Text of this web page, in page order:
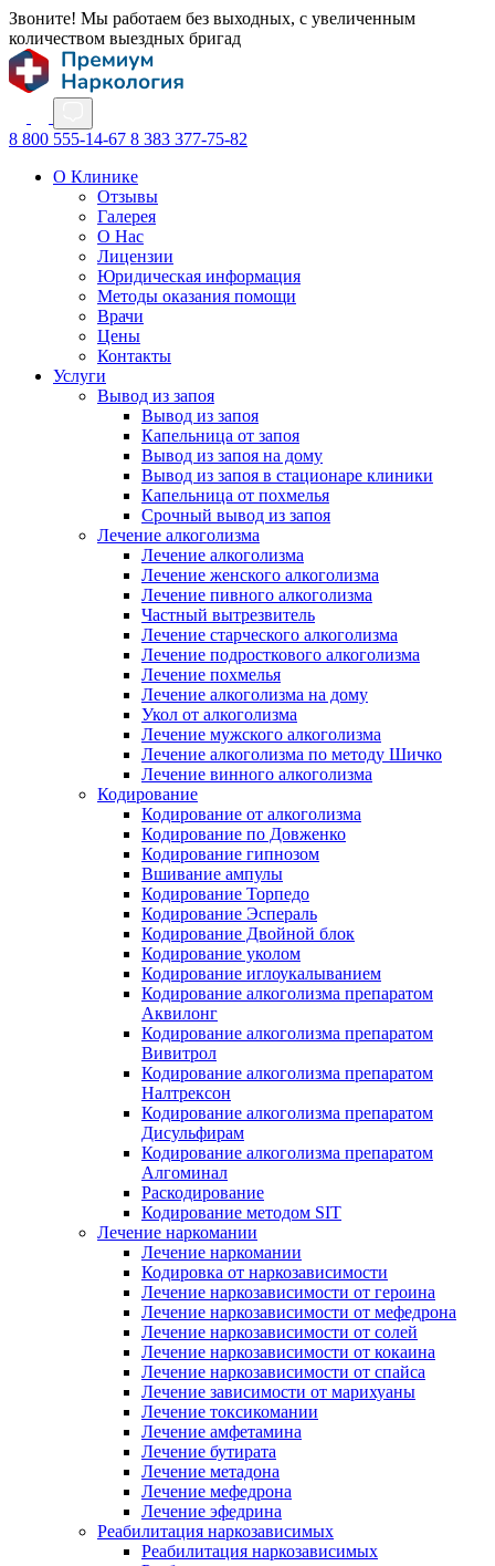
Звоните! Мы работаем без выходных, с увеличенным
количеством выездных бригад
8 800 555-14-67 8 383 377-75-82
О Клинике
Отзывы
Галерея
О Нас
Лицензии
Юридическая информация
Методы оказания помощи
Врачи
Цены
Контакты
Услуги
Вывод из запоя
Вывод из запоя
Капельница от запоя
Вывод из запоя на дому
Вывод из запоя в стационаре клиники
Капельница от похмелья
Срочный вывод из запоя
Лечение алкоголизма
Лечение алкоголизма
Лечение женского алкоголизма
Лечение пивного алкоголизма
Частный вытрезвитель
Лечение старческого алкоголизма
Лечение подросткового алкоголизма
Лечение похмелья
Лечение алкоголизма на дому
Укол от алкоголизма
Лечение мужского алкоголизма
Лечение алкоголизма по методу Шичко
Лечение винного алкоголизма
Кодирование
Кодирование от алкоголизма
Кодирование по Довженко
Кодирование гипнозом
Вшивание ампулы
Кодирование Торпедо
Кодирование Эспераль
Кодирование Двойной блок
Кодирование уколом
Кодирование иглоукалыванием
Кодирование алкоголизма препаратом
Аквилонг
Кодирование алкоголизма препаратом
Вивитрол
Кодирование алкоголизма препаратом
Налтрексон
Кодирование алкоголизма препаратом
Дисульфирам
Кодирование алкоголизма препаратом
Алгоминал
Раскодирование
Кодирование методом SIT
Лечение наркомании
Лечение наркомании
Кодировка от наркозависимости
Лечение наркозависимости от героина
Лечение наркозависимости от мефедрона
Лечение наркозависимости от солей
Лечение наркозависимости от кокаина
Лечение наркозависимости от спайса
Лечение зависимости от марихуаны
Лечение токсикомании
Лечение амфетамина
Лечение бутирата
Лечение метадона
Лечение мефедрона
Лечение эфедрина
Реабилитация наркозависимых
Реабилитация наркозависимых